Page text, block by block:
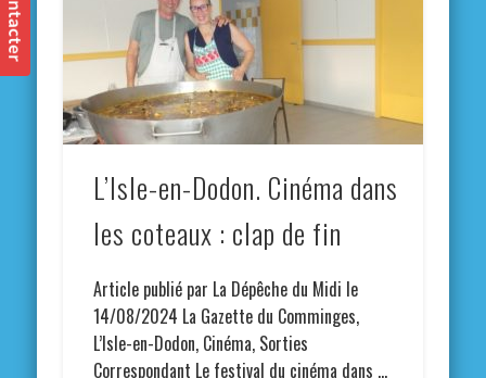
L’Isle-en-Dodon. Cinéma dans
les coteaux : clap de fin
Article publié par La Dépêche du Midi le
14/08/2024 La Gazette du Comminges,
L’Isle-en-Dodon, Cinéma, Sorties
Correspondant Le festival du cinéma dans …